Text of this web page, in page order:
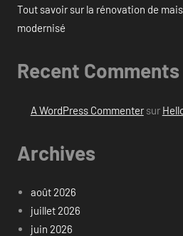
Tout savoir sur la rénovation de
modernisé
Recent Comments
A WordPress Commentersur
Archives
août 2026
juillet 2026
juin 2026